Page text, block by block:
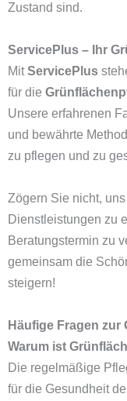
Zustand sind.
ServicePlus – Ihr
MitServicePlus
für die
Unsere erfahrenen
und bewährte
zu pflegen und zu
Zögern Sie nicht,
Dienstleistungen zu
Beratungstermin zu
gemeinsam die
steigern!
Häufige Fragen
Warum ist
Die regelmäßige
für die Gesundheit